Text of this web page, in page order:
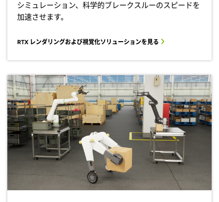
シミュレーション、科学的ブレークスルーのスピードを
加速させます。
RTX レンダリングおよび視覚化ソリューションを見る